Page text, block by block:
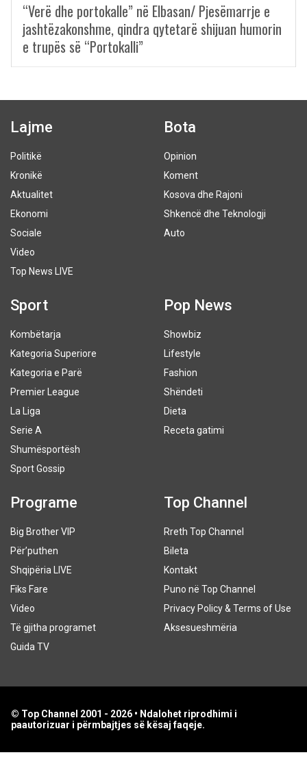
“Verë dhe portokalle” në Elbasan/ Pjesëmarrje e
jashtëzakonshme, qindra qytetarë shijuan humorin
e trupës së “Portokalli”
Lajme
Politikë
Kronikë
Aktualitet
Ekonomi
Sociale
Video
Top News LIVE
Bota
Opinion
Koment
Kosova dhe Rajoni
Shkencë dhe Teknologji
Auto
Sport
Kombëtarja
Kategoria Superiore
Kategoria e Parë
Premier League
La Liga
Serie A
Shumësportësh
Sport Gossip
Pop News
Showbiz
Lifestyle
Fashion
Shëndeti
Dieta
Receta gatimi
Programe
Big Brother VIP
Për’puthen
Shqipëria LIVE
Fiks Fare
Video
Të gjitha programet
Guida TV
Top Channel
Rreth Top Channel
Bileta
Kontakt
Puno në Top Channel
Privacy Policy & Terms of Use
Aksesueshmëria
© Top Channel 2001 - 2026 • Ndalohet riprodhimi i
paautorizuar i përmbajtjes së kësaj faqeje.